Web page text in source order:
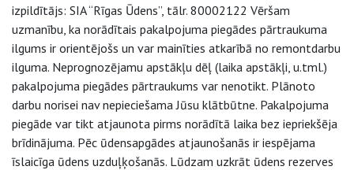
izpildītājs: SIA “Rīgas Ūdens”, tālr. 80002122 Vēršam
uzmanību, ka norādītais pakalpojuma piegādes pārtraukuma
ilgums ir orientējošs un var mainīties atkarībā no remontdarbu
ilguma. Neprognozējamu apstākļu dēļ (laika apstākļi, u.tml.)
pakalpojuma piegādes pārtraukums var nenotikt. Plānoto
darbu norisei nav nepieciešama Jūsu klātbūtne. Pakalpojuma
piegāde var tikt atjaunota pirms norādītā laika bez iepriekšēja
brīdinājuma. Pēc ūdensapgādes atjaunošanās ir iespējama
īslaicīga ūdens uzduļķošanās. Lūdzam uzkrāt ūdens rezerves